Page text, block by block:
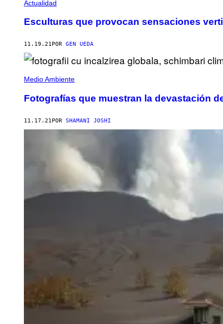
Actualidad
Esculturas que provocan sensaciones
11.19.21 POR GEN UEDA
Medio Ambiente
Fotografías que muestran la devastación
11.17.21 POR SHAMANI JOSHI